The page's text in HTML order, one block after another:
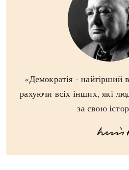
«Демократія - найгірший
рахуючи всіх інших, які
за свою